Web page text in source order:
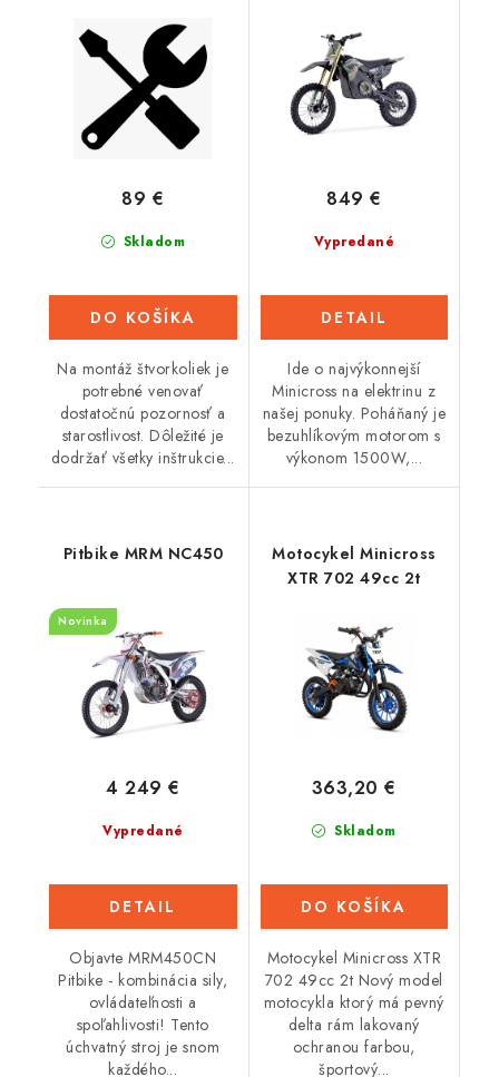
Skladom
89 €
DO KOŠÍKA
Na montáž štvorkoliek je
potrebné venovať
dostatočnú pozornosť a
starostlivost. Dôležité je
dodržať všetky inštrukcie...
Vypredané
849 €
DETAIL
Ide o najvýkonnejší
Minicross na elektrinu z
našej ponuky. Poháňaný je
bezuhlíkovým motorom s
výkonom 1500W,...
Pitbike MRM NC450
Novinka
Vypredané
4 249 €
DETAIL
Objavte MRM450CN
Pitbike - kombinácia sily,
ovládateľnosti a
spoľahlivosti! Tento
úchvatný stroj je snom
každého...
Motocykel Minicross
XTR 702 49cc 2t
Skladom
363,20 €
DO KOŠÍKA
Motocykel Minicross XTR
702 49cc 2t Nový model
motocykla ktorý má pevný
delta rám lakovaný
ochranou farbou,
športový...